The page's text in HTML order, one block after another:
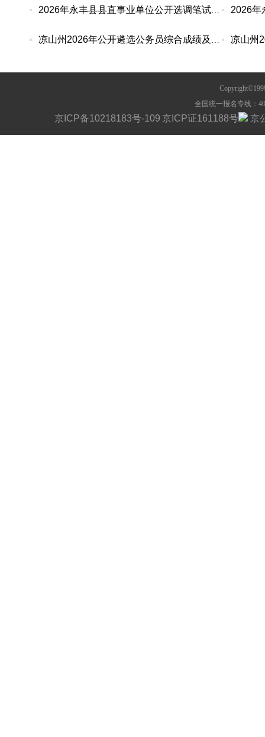
2026年永丰县县直事业单位公开选调笔试成绩及入闱
凉山州2026年公开遴选公务员综合成绩及排名等信息
全国统一报名专线：
京ICP备10218183号-109 京ICP证161188号 京